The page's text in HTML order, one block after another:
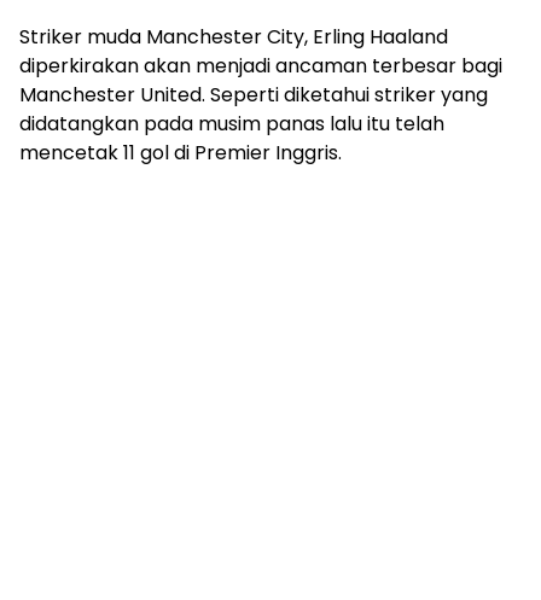
Striker muda Manchester City, Erling Haaland
diperkirakan akan menjadi ancaman terbesar bagi
Manchester United. Seperti diketahui striker yang
didatangkan pada musim panas lalu itu telah
mencetak 11 gol di Premier Inggris.